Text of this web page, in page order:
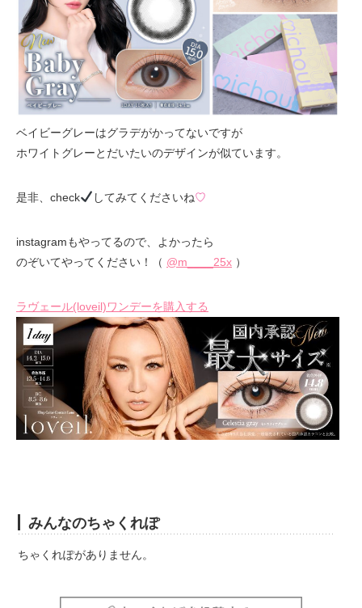
ベイビーグレーはグラデがかってないですが
ホワイトグレーとだいたいのデザインが似ています。
是非、check してみてくださいね♡
instagramもやってるので、よかったら
のぞいてやってください！（ @m____25x ）
ラヴェール(loveil)ワンデーを購入する
みんなのちゃくれぽ
ちゃくれぽがありません。